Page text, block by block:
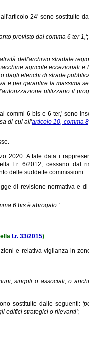
24' sono sostituite
previsto dal comma 6 ter 1,';
dell'archivio stradale
agricole eccezionali
dagli elenchi di strade
e per garantire la massima
utilizzano il
commi 6 bis e 6 ter,' sono
di cui all'articolo 10, comma
2020. A tale data i
l.r. 6/2012, cessano dal
delle suddette commissioni.
di revisione normativa e di
6 bis è abrogato.'.
l.r. 33/2015)
e relativa vigilanza in
singoli o associati, o
sostituite dalle seguenti:
edifici strategici o rilevanti';